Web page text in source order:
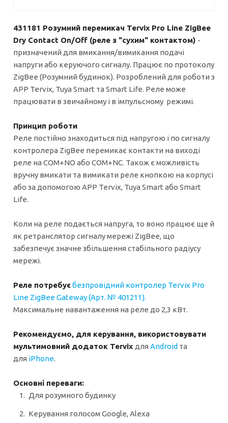
431181 Розумний перемикач Tervix Pro Line ZigBee
Dry Contact On/Off (реле з "сухим" контактом) -
призначений для вмикання/вимикання подачі
напруги або керуючого сигналу. Працює по протоколу
ZigBee (Розумний будинок). Розроблений для роботи з
APP Tervix, Tuya Smart та Smart Life. Реле може
працювати в звичайному і в імпульсному режимі.
Принцип роботи
Реле постійно знаходиться під напругою і по сигналу
контролера ZigBee перемикає контакти на виході
реле на COM+NO або COM+NC. Також є можливість
вручну вмикати та вимикати реле кнопкою на корпусі
або за допомогою APP Tervix, Tuya Smart або Smart
Life.
Коли на реле подається напруга, то воно працює ще й
як ретранслятор сигналу мережі ZigBee, що
забезпечує значне збільшення стабільного радіусу
мережі.
Реле потребуєбезпровідний контролер Tervix Pro
Line ZigBee Gateway (Арт. № 401211).
Максимальне навантаження на реле до 2,3 кВт.
Рекомендуємо, для керування, використовувати
мультимовний додаток Tervix для Android та
для iPhone.
Основні переваги:
Для розумного будинку
Керування голосом Google, Alexa